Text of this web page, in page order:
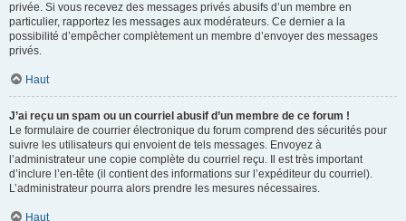
privée. Si vous recevez des messages privés abusifs d’un membre en
particulier, rapportez les messages aux modérateurs. Ce dernier a la
possibilité d’empêcher complètement un membre d’envoyer des messages
privés.
Haut
J’ai reçu un spam ou un courriel abusif d’un membre de ce forum !
Le formulaire de courrier électronique du forum comprend des sécurités pour
suivre les utilisateurs qui envoient de tels messages. Envoyez à
l’administrateur une copie complète du courriel reçu. Il est très important
d’inclure l’en-tête (il contient des informations sur l’expéditeur du courriel).
L’administrateur pourra alors prendre les mesures nécessaires.
Haut